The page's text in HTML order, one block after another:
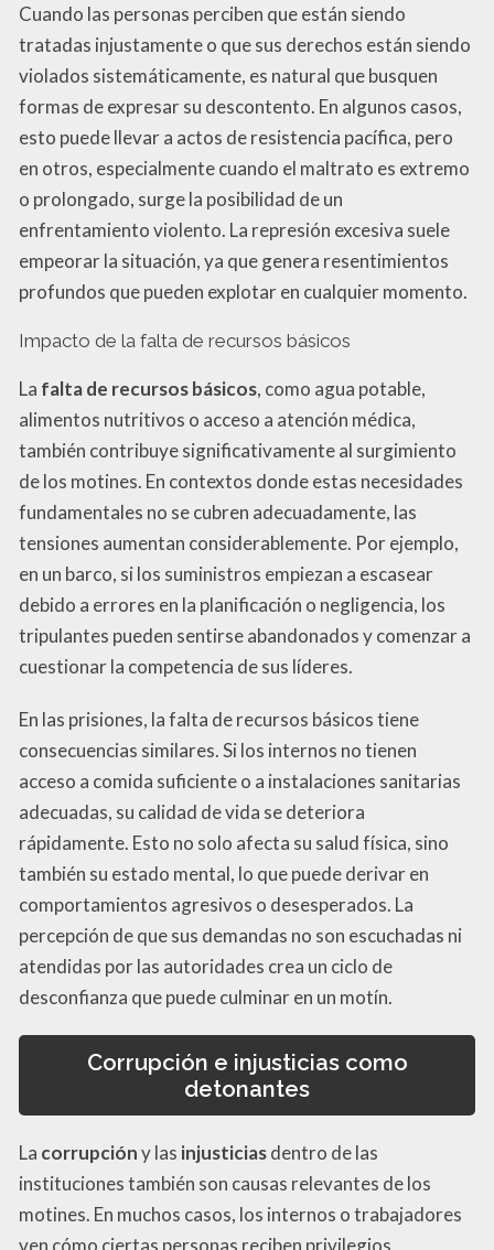
Cuando las personas perciben que están siendo
tratadas injustamente o que sus derechos están siendo
violados sistemáticamente, es natural que busquen
formas de expresar su descontento. En algunos casos,
esto puede llevar a actos de resistencia pacífica, pero
en otros, especialmente cuando el maltrato es extremo
o prolongado, surge la posibilidad de un
enfrentamiento violento. La represión excesiva suele
empeorar la situación, ya que genera resentimientos
profundos que pueden explotar en cualquier momento.
Impacto de la falta de recursos básicos
La falta de recursos básicos, como agua potable,
alimentos nutritivos o acceso a atención médica,
también contribuye significativamente al surgimiento
de los motines. En contextos donde estas necesidades
fundamentales no se cubren adecuadamente, las
tensiones aumentan considerablemente. Por ejemplo,
en un barco, si los suministros empiezan a escasear
debido a errores en la planificación o negligencia, los
tripulantes pueden sentirse abandonados y comenzar a
cuestionar la competencia de sus líderes.
En las prisiones, la falta de recursos básicos tiene
consecuencias similares. Si los internos no tienen
acceso a comida suficiente o a instalaciones sanitarias
adecuadas, su calidad de vida se deteriora
rápidamente. Esto no solo afecta su salud física, sino
también su estado mental, lo que puede derivar en
comportamientos agresivos o desesperados. La
percepción de que sus demandas no son escuchadas ni
atendidas por las autoridades crea un ciclo de
desconfianza que puede culminar en un motín.
Corrupción e injusticias como
detonantes
La corrupcióny las injusticiasdentro de las
instituciones también son causas relevantes de los
motines. En muchos casos, los internos o trabajadores
ven cómo ciertas personas reciben privilegios